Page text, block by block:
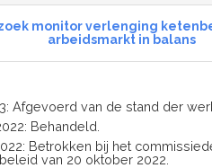
monitor verlenging
arbeidsmarkt in balans
Afgevoerd van de stand der
Behandeld.
Betrokken bij het
van 20 oktober 2022.